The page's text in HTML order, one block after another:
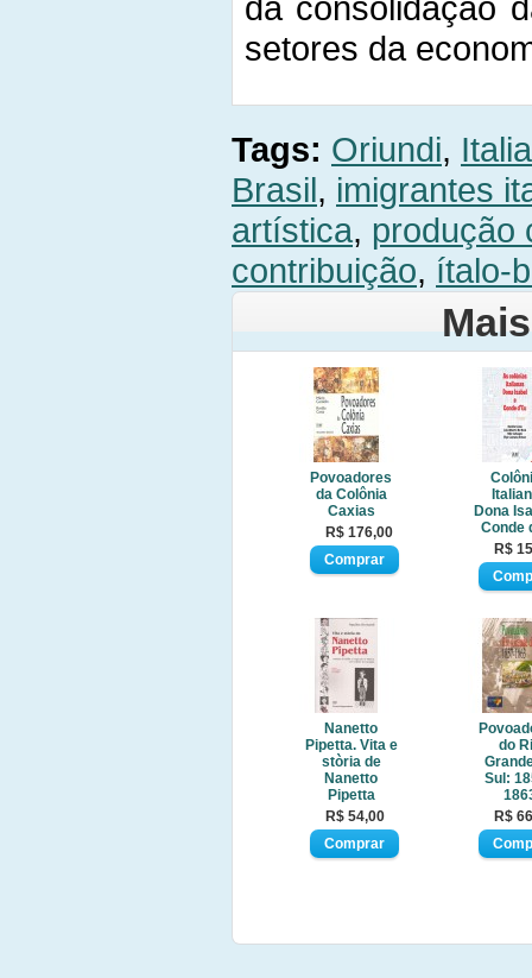
setores da
Tags: Oriundi,
Brasil, imigrantes
artística, produção
contribuição, ítalo-
Povoadores
da Colônia
Caxias
R$ 176,00
Dona
Conde
R$
Nanetto
Pipetta. Vita e
stòria de
Nanetto
Pipetta
R$ 54,00
do
Sul:
R$